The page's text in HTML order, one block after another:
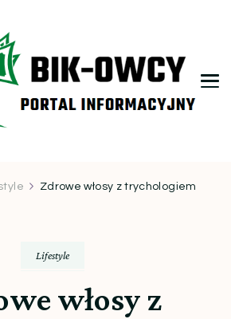
Zdrowe włosy z trychologiem
Lifestyle
włosy z